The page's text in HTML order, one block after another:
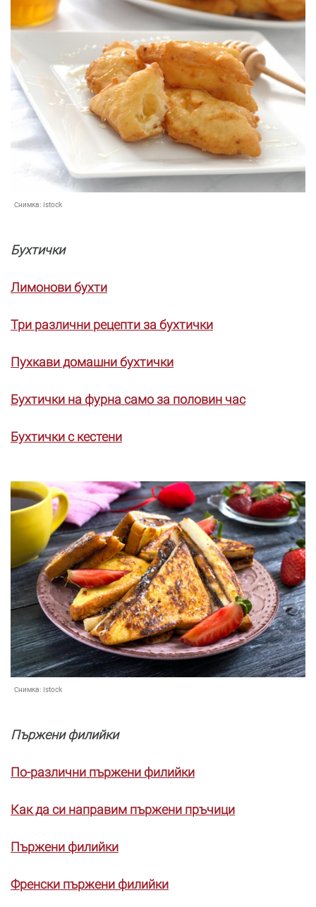
Снимка: Istock
Бухтички
Лимонови бухти
Три различни рецепти за бухтички
Пухкави домашни бухтички
Бухтички на фурна само за половин час
Бухтички с кестени
Снимка: Istock
Пържени филийки
По-различни пържени филийки
Как да си направим пържени пръчици
Пържени филийки
Френски пържени филийки